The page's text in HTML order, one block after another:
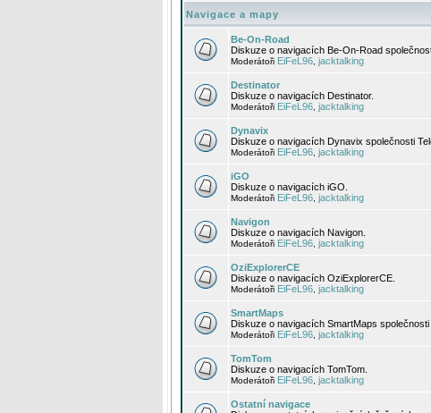
Navigace a mapy
Be-On-Road
Diskuze o navigacích Be-On-Road
Moderátoři EiFeL96 jacktalking
Destinator
Diskuze o navigacích Destinator.
Moderátoři EiFeL96 jacktalking
Dynavix
Diskuze o navigacích Dynavix společnosti
Moderátoři EiFeL96 jacktalking
iGO
Diskuze o navigacích iGO.
Moderátoři EiFeL96 jacktalking
Navigon
Diskuze o navigacích Navigon.
Moderátoři EiFeL96 jacktalking
OziExplorerCE
Diskuze o navigacích OziExplorerCE.
Moderátoři EiFeL96 jacktalking
SmartMaps
Diskuze o navigacích SmartMaps společnosti
Moderátoři EiFeL96 jacktalking
TomTom
Diskuze o navigacích TomTom.
Moderátoři EiFeL96 jacktalking
Ostatní navigace